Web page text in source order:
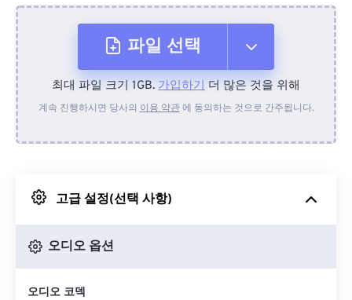
파일 선택
장치에서
Google 드라이브에서
최대 파일 크기 1GB. 가입하기 더 많은 것을 위해
계속 진행하시면 당사의 이용 약관에 동의하는 것으로 간주됩니다.
고급 설정(선택 사항)
오디오 옵션
오디오 코덱